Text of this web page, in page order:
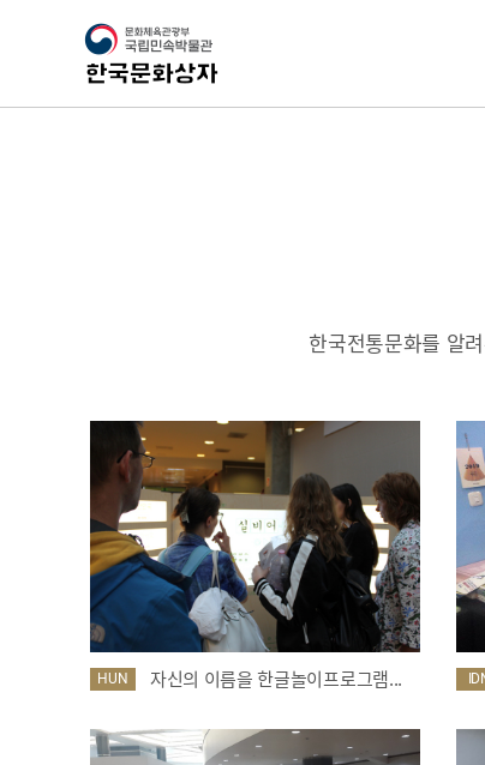
한국전통문화를 알
HUN 자신의 이름을 한글놀이프로그램...